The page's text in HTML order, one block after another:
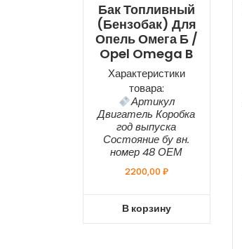
Бак Топливный
(бензобак) Для
Опель Омега Б /
Opel Omega B
Характеристики
товара:
Артикул
Двигатель Коробка
год выпуска
Состояние бу вн.
номер 48 ОЕМ
2200,00₽
В корзину